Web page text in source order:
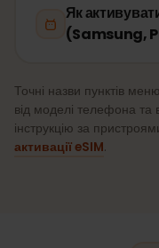
Як
(Samsung,
Точні назви пунктів
від моделі телефона та
інструкцію за
активації eSIM.